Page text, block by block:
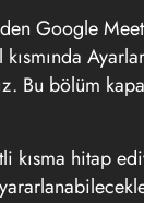
Google
Bu bölüm
kısma hitap